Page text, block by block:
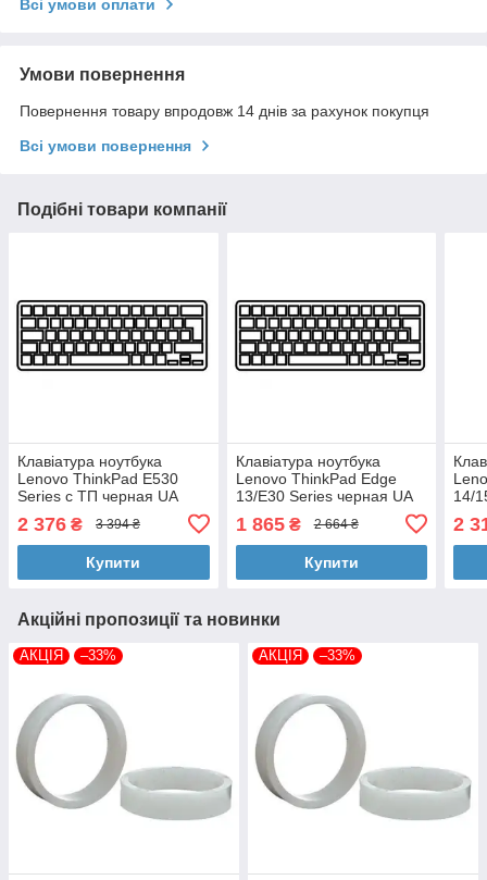
Всі умови оплати
Умови повернення
Повернення товару впродовж 14 днів за рахунок покупця
Всі умови повернення
Подібні товари компанії
Клавіатура ноутбука
Lenovo ThinkPad E530
Series с ТП черная UA
2 376 ₴ 3 394 ₴
Купити
Клавіатура ноутбука
Lenovo ThinkPad Edge
13/E30 Series черная UA
1 865₴ 2 664 ₴
Купити
14/
2
Акційні пропозиції та новинки
АКЦІЯ –33% АКЦІЯ –33%